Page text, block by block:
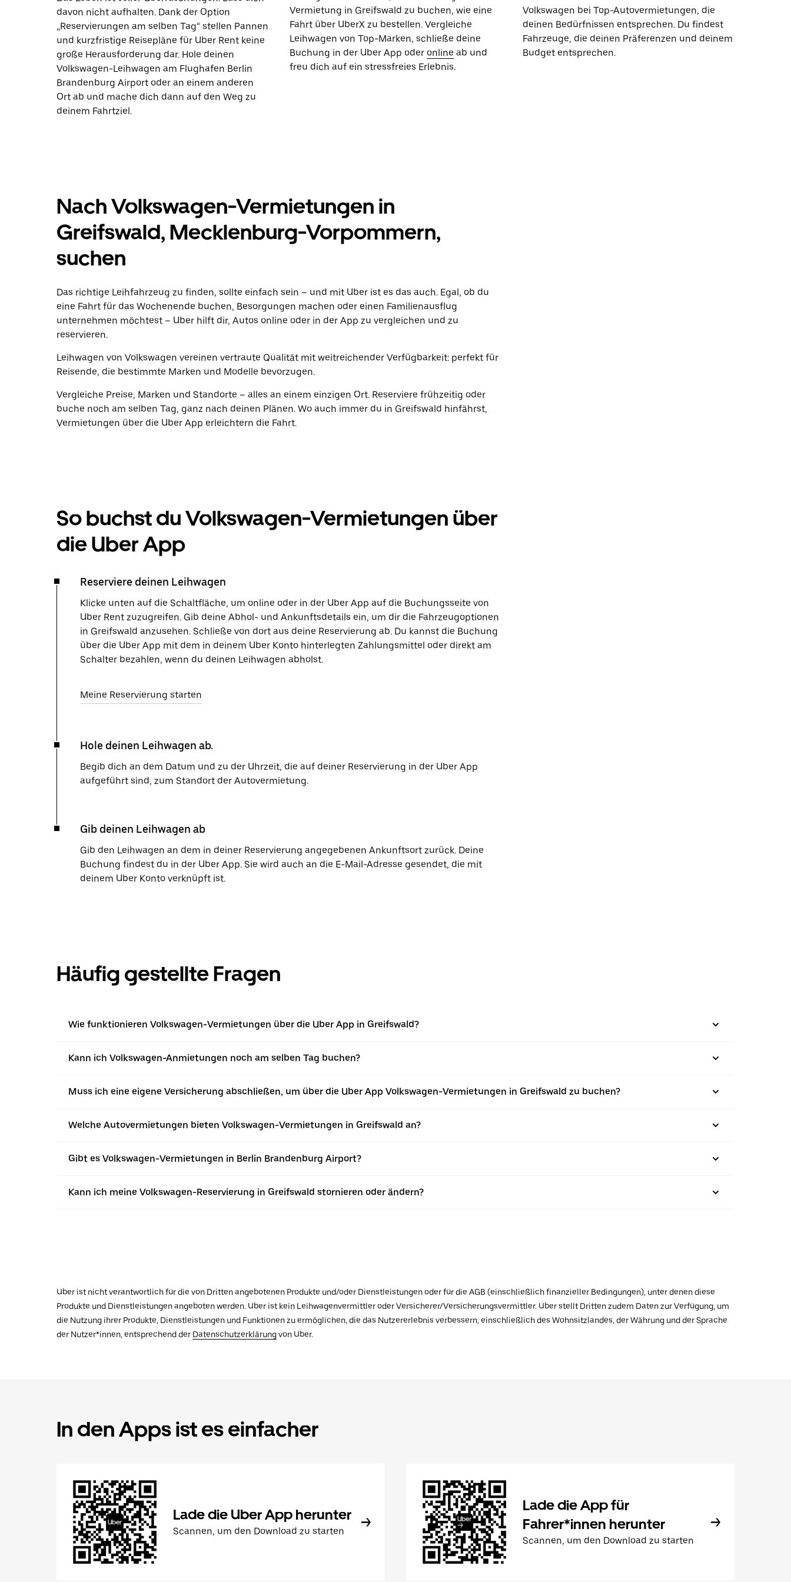
davon nicht aufhalten. Dank der Option
„Reservierungen am selben Tag“ stellen Pannen
und kurzfristige Reisepläne für Uber Rent keine
große Herausforderung dar. Hole deinen
Volkswagen-Leihwagen am Flughafen Berlin
Brandenburg Airport oder an einem anderen
Ort ab und mache dich dann auf den Weg zu
deinem Fahrtziel.
Vermietung in Greifswald zu buchen, wie eine
Fahrt über UberX zu bestellen. Vergleiche
Leihwagen von Top-Marken, schließe deine
Buchung in der Uber App oder online ab und
freu dich auf ein stressfreies Erlebnis.
Volkswagen bei Top-Autovermietungen, die
deinen Bedürfnissen entsprechen. Du findest
Fahrzeuge, die deinen Präferenzen und deinem
Budget entsprechen.
Nach Volkswagen-Vermietungen in
Greifswald, Mecklenburg-Vorpommern,
suchen
Das richtige Leihfahrzeug zu finden, sollte einfach sein – und mit Uber ist es das auch. Egal, ob du
eine Fahrt für das Wochenende buchen, Besorgungen machen oder einen Familienausflug
unternehmen möchtest – Uber hilft dir, Autos online oder in der App zu vergleichen und zu
reservieren.
Leihwagen von Volkswagen vereinen vertraute Qualität mit weitreichender Verfügbarkeit: perfekt für
Reisende, die bestimmte Marken und Modelle bevorzugen.
Vergleiche Preise, Marken und Standorte – alles an einem einzigen Ort. Reserviere frühzeitig oder
buche noch am selben Tag, ganz nach deinen Plänen. Wo auch immer du in Greifswald hinfährst,
Vermietungen über die Uber App erleichtern die Fahrt.
So buchst du Volkswagen-Vermietungen über
die Uber App
Reserviere deinen Leihwagen
Klicke unten auf die Schaltfläche, um online oder in der Uber App auf die Buchungsseite von
Uber Rent zuzugreifen. Gib deine Abhol- und Ankunftsdetails ein, um dir die Fahrzeugoptionen
in Greifswald anzusehen. Schließe von dort aus deine Reservierung ab. Du kannst die Buchung
über die Uber App mit dem in deinem Uber Konto hinterlegten Zahlungsmittel oder direkt am
Schalter bezahlen, wenn du deinen Leihwagen abholst.
Meine Reservierung starten
Hole deinen Leihwagen ab.
Begib dich an dem Datum und zu der Uhrzeit, die auf deiner Reservierung in der Uber App
aufgeführt sind, zum Standort der Autovermietung.
Gib deinen Leihwagen ab
Gib den Leihwagen an dem in deiner Reservierung angegebenen Ankunftsort zurück. Deine
Buchung findest du in der Uber App. Sie wird auch an die E-Mail-Adresse gesendet, die mit
deinem Uber Konto verknüpft ist.
Häufig gestellte Fragen
Wie funktionieren Volkswagen-Vermietungen über die Uber App in Greifswald?
Kann ich Volkswagen-Anmietungen noch am selben Tag buchen?
Muss ich eine eigene Versicherung abschließen, um über die Uber App Volkswagen-Vermietungen in Greifswald zu buchen?
Welche Autovermietungen bieten Volkswagen-Vermietungen in Greifswald an?
Gibt es Volkswagen-Vermietungen in Berlin Brandenburg Airport?
Kann ich meine Volkswagen-Reservierung in Greifswald stornieren oder ändern?
Uber ist nicht verantwortlich für die von Dritten angebotenen Produkte und/oder Dienstleistungen oder für die AGB (einschließlich finanzieller Bedingungen), unter denen diese
Produkte und Dienstleistungen angeboten werden. Uber ist kein Leihwagenvermittler oder Versicherer/Versicherungsvermittler. Uber stellt Dritten zudem Daten zur Verfügung, um
die Nutzung ihrer Produkte, Dienstleistungen und Funktionen zu ermöglichen, die das Nutzererlebnis verbessern, einschließlich des Wohnsitzlandes, der Währung und der Sprache
der Nutzer*innen, entsprechend der Datenschutzerklärungvon Uber.
In den Apps ist es einfacher
Lade die Uber App herunter
Scannen, um den Download zu starten
Lade die App für
Fahrer*innen herunter
Scannen, um den Download zu starten